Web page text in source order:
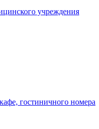
учреждения
гостиничного номера